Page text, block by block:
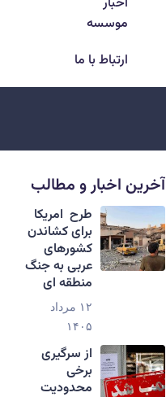
موسسه
ارتباط با ما
آخرین اخبار و مطالب
طرح امریکا
برای کشاندن
کشورهای
عربی به جنگ
منطقه ای
۱۲ مرداد
۱۴۰۵
از سرگیری
برخی
محدودیت